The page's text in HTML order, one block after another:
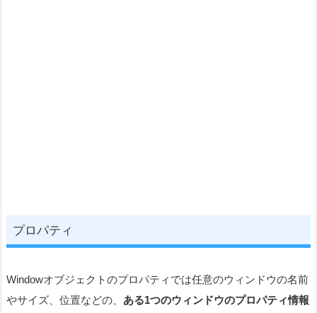
プロパティ
Windowオブジェクトのプロパティでは任意のウィンドウの名前
やサイズ、位置などの、 ある1つのウィンドウのプロパティ情報